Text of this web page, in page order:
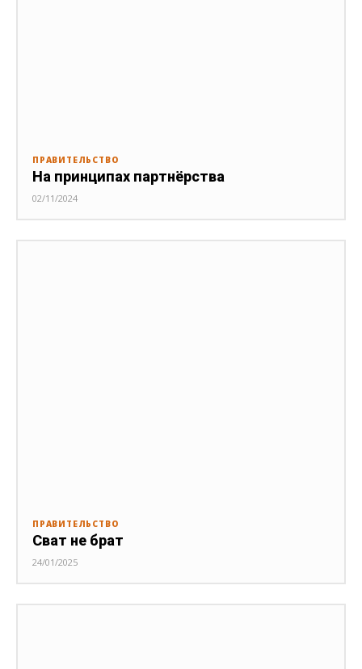
ПРАВИТЕЛЬСТВО
На принципах партнёрства
02/11/2024
ПРАВИТЕЛЬСТВО
Сват не брат
24/01/2025